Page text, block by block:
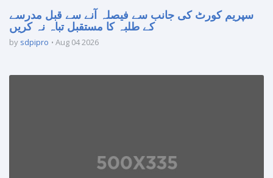
سپریم کورٹ کی جانب سے فیصلہ آنے سے قبل مدرسے
کے طلبہ کا مستقبل تباہ نہ کریں
by sdpipro Aug 04 2026